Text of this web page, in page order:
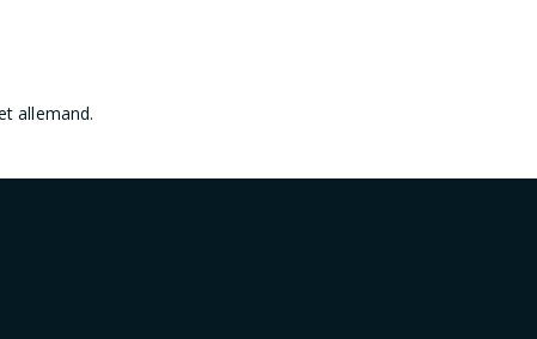
allemand.